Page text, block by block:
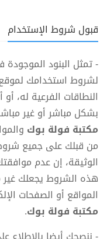
قبول شروط الإستخدام
- تمثل البنود
لشروط استخدامك
النطاقات الفرعية له،
بشكل مباشر أو غير
مكتبة فولة بوك
من قبلك على جميع
الوثيقة، إن عدم
هذه الشروط يجعلك
المواقع أو الصفحات
مكتبة فولة بوك.